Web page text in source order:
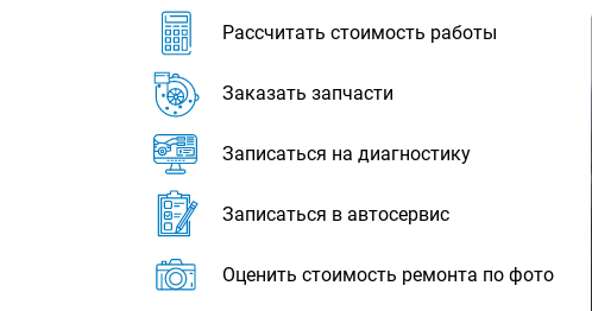
Рассчитать стоимость работы
Заказать запчасти
Записаться на диагностику
Записаться в автосервис
Оценить стоимость ремонта по фото